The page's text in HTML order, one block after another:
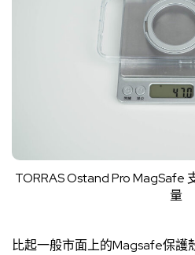
TORRAS Ostand Pro MagSafe
量
比起一般市面上的Magsafe保護